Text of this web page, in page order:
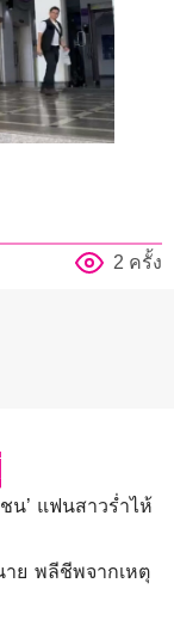
2 ครั้ง
น’ แฟนสาวร่ำไห้
ย พลีชีพจากเหตุ